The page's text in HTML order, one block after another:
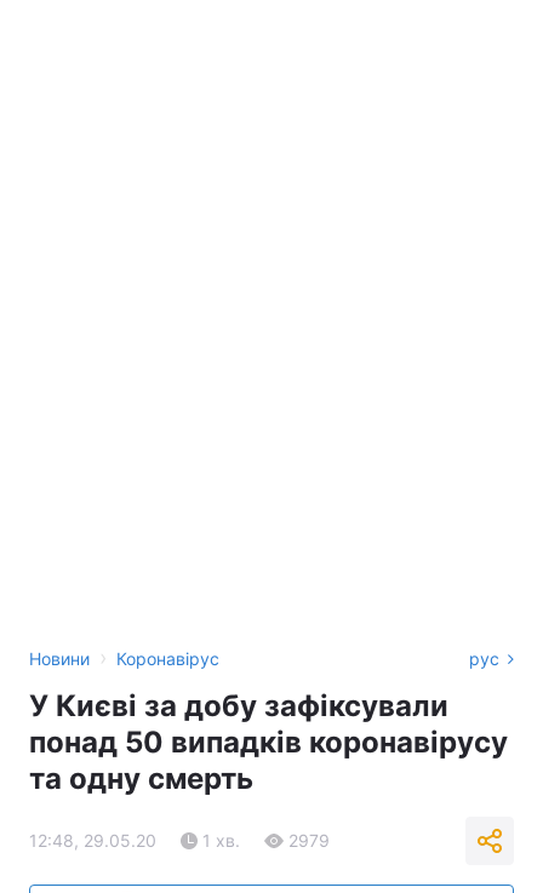
Новини › Коронавірус рус
У Києві за добу зафіксували
понад 50 випадків коронавірусу
та одну смерть
12:48, 29.05.20 1 хв. 2979